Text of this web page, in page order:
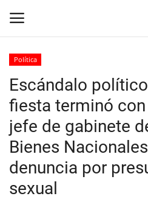
Inicio
Crónica
Policial
Tribunales
Política
Escándalo
fiesta terminó
jefe de gabinete
Bienes
denuncia por
sexual